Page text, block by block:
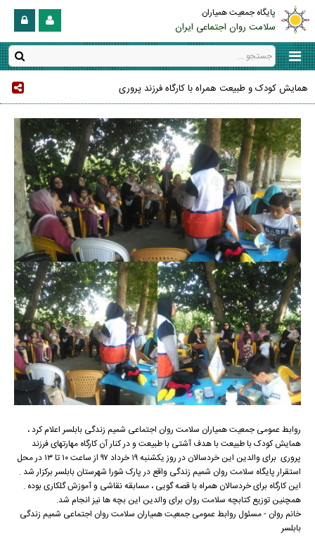
پایگاه جمعیت همیاران
سلامت روان اجتماعی ایران
همایش کودک و طبیعت همراه با کارگاه فرزند پروری
روابط عمومی جمعیت همیاران سلامت روان اجتماعی شمیم زندگی بابلسر اعلام کرد ،
همایش کودک با طبیعت با هدف آشتی با طبیعت و در کنار آن کارگاه مهارتهای فرزند
پروری برای والدین این خردسالان در روز یکشنبه ۱۹ خرداد ۹۷ از ساعت ۱۰ تا ۱۳ در محل
استقرار پایگاه سلامت روان شمیم زندگی واقع در پارک شورا شهرستان بابلسر برکزار شد .
این کارگاه برای خردسالان همراه با قصه گویی ، مسابقه نقاشی و آموزش گلکاری بوده .
همچنین توزیع کتابچه سلامت روان برای والدین این بچه ها نیز انجام شد.
خانم روان - مسئول روابط عمومی جمعیت همیاران سلامت روان اجتماعی شمیم زندگی
بابلسر